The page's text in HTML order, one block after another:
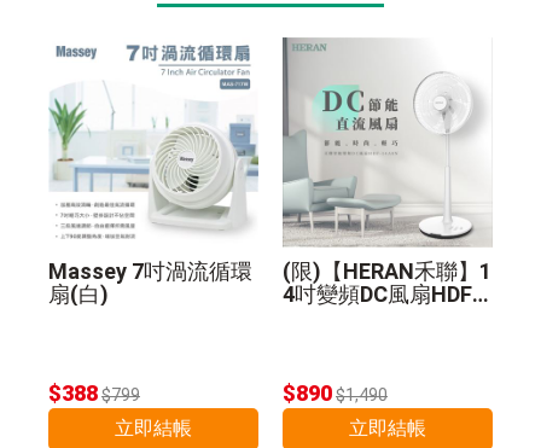
Massey 7吋渦流循環
扇(白)
$388$799
立即結帳
(限)【HERAN禾聯】1
4吋變頻DC風扇HDF-1
$890$1,490
立即結帳